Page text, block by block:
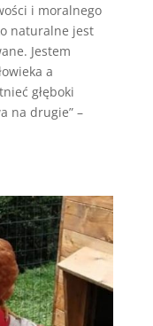
i moralnego
naturalne jest
Jestem
a
głęboki
na drugie” –